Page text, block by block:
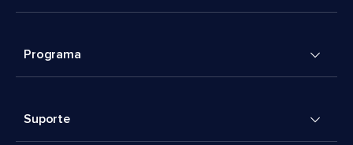
Programa
Suporte